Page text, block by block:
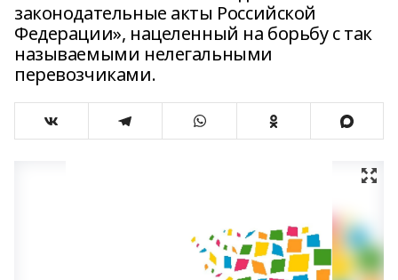
законодательные акты Российской
Федерации», нацеленный на борьбу с так
называемыми нелегальными
перевозчиками.